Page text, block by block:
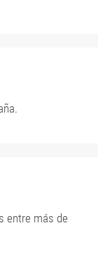
entre más de